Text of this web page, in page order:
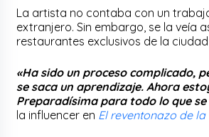
La artista no contaba con un
extranjero. Sin embargo, se la veía
restaurantes exclusivos de la
«Ha sido un proceso complicado,
se saca un aprendizaje. Ahora
Preparadísima para todo lo que se
la influencer en El reventonazo de la